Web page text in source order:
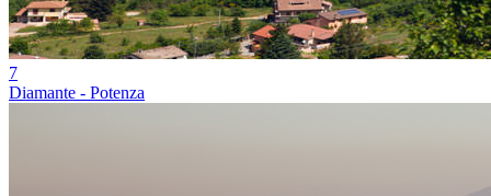
7
Diamante - Potenza